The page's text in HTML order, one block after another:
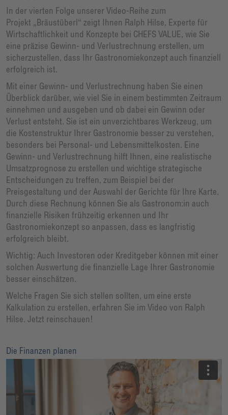
In der vierten Folge unserer Video-Reihe zum
Projekt „Bräustüberl“ zeigt Ihnen Ralph Hilse, Experte für
Wirtschaftlichkeit und Konzepte bei CHEFS VALUE, wie Sie
eine präzise Gewinn- und Verlustrechnung erstellen, um
sicherzustellen, dass Ihr Gastronomiekonzept auch finanziell
erfolgreich ist.
Mit einer Gewinn- und Verlustrechnung haben Sie einen
Überblick darüber, wie viel Sie in einem bestimmten Zeitraum
einnehmen und ausgeben und ob dabei ein Gewinn oder
Verlust entsteht. Sie ist ein unverzichtbares Werkzeug, um
die Kostenstruktur Ihrer Gastronomie besser zu verstehen,
besonders bei Personal- und Lebensmittelkosten. Eine
Gewinn- und Verlustrechnung hilft Ihnen, eine realistische
Umsatzprognose zu erstellen und wichtige strategische
Entscheidungen zu treffen, zum Beispiel bei der
Preisgestaltung und der Auswahl der Gerichte für Ihre Karte.
Durch diese Rechnung können Sie als Gastronom:in auch
finanzielle Risiken frühzeitig erkennen und Ihr
Gastronomiekonzept so anpassen, dass es langfristig
erfolgreich bleibt.
Wichtig: Auch Investoren oder Kreditgeber können mit einer
solchen Auswertung die finanzielle Lage Ihrer Gastronomie
besser einschätzen.
Welche Fragen Sie sich stellen sollten, um eine erste
Kalkulation zu erstellen, erfahren Sie im Video von Ralph
Hilse. Jetzt reinschauen!
Die Finanzen planen